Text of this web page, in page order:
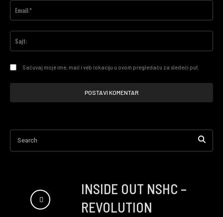
Sačuvaj moje ime, mail i veb lokaciju u ovom pregledaču za sledeći put.
Search
INSIDE OUT NSHC –
REVOLUTION